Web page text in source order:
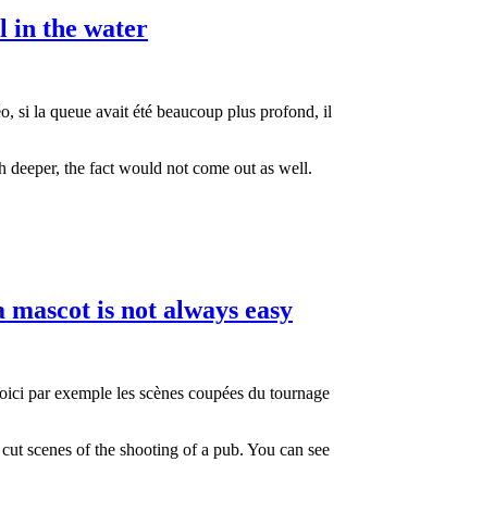
in the water
si la queue avait été beaucoup plus profond, il
the fact would not come out as well.
is not always easy
par exemple les scènes coupées du tournage
scenes of the shooting of a pub. You can see